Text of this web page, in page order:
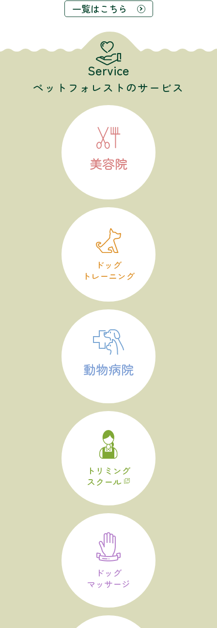
一覧はこちら
Service
ペットフォレストのサービス
美容院
ドッグ
トレーニング
動物病院
トリミング
スクール
ドッグ
マッサージ